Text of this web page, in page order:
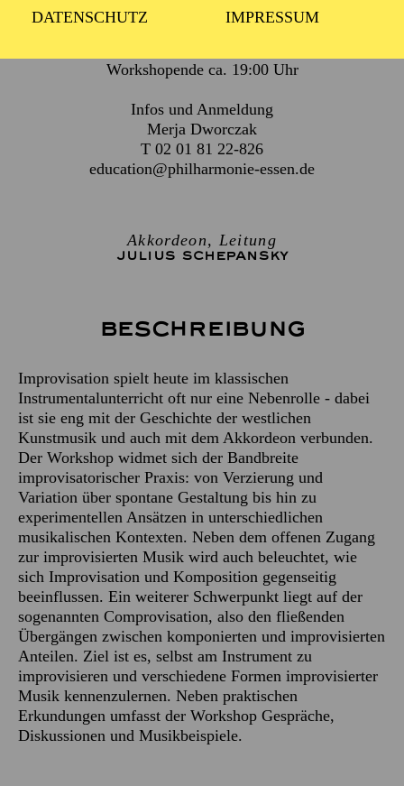
DATENSCHUTZ IMPRESSUM
Workshopende ca. 19:00 Uhr
Infos und Anmeldung
Merja Dworczak
T 02 01 81 22-826
education@philharmonie-essen.de
Akkordeon, Leitung
JULIUS SCHEPANSKY
Beschreibung
Improvisation spielt heute im klassischen
Instrumentalunterricht oft nur eine Nebenrolle - dabei
ist sie eng mit der Geschichte der westlichen
Kunstmusik und auch mit dem Akkordeon verbunden.
Der Workshop widmet sich der Bandbreite
improvisatorischer Praxis: von Verzierung und
Variation über spontane Gestaltung bis hin zu
experimentellen Ansätzen in unterschiedlichen
musikalischen Kontexten. Neben dem offenen Zugang
zur improvisierten Musik wird auch beleuchtet, wie
sich Improvisation und Komposition gegenseitig
beeinflussen. Ein weiterer Schwerpunkt liegt auf der
sogenannten Comprovisation, also den fließenden
Übergängen zwischen komponierten und improvisierten
Anteilen. Ziel ist es, selbst am Instrument zu
improvisieren und verschiedene Formen improvisierter
Musik kennenzulernen. Neben praktischen
Erkundungen umfasst der Workshop Gespräche,
Diskussionen und Musikbeispiele.